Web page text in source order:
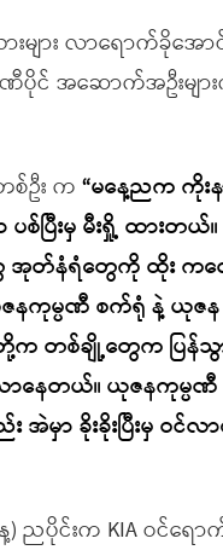
ျား လာရောက်ခိုအော
ပိုင် အဆောက်အဦးမျာ
စ်ဦး က“မနေ့ညက ကိုး
ပြီးမှ မီးရှို့ ထားတ
နံရံတွေကို ထိုး ကလော်
ကုမ္ပဏီ စက်ရုံ နဲ့ ယုဇန
တစ်ချို့တွေက ပြန်သွာ
နေတယ်။ ယုဇနကုမ္
မှာ ခိုးခိုးပြီးမှ ဝင်
ညပိုင်းက KIA ဝင်ရေ